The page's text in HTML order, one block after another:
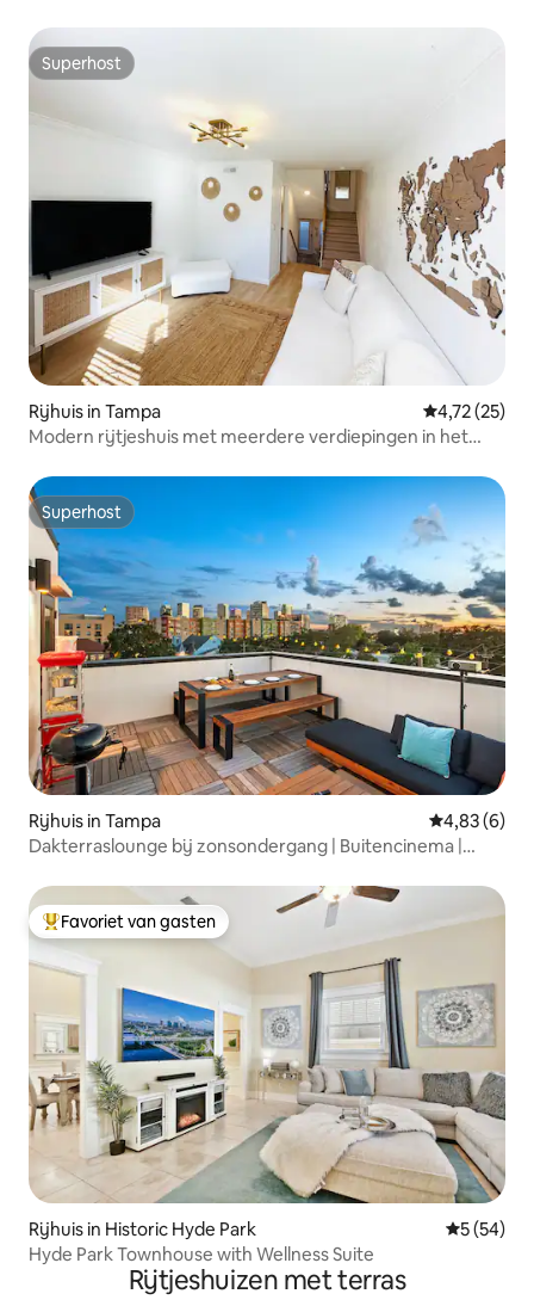
Superhost
Superhost
Rijhuis in Tampa Gemiddelde
4,72 (25)
Modern rijtjeshuis met meerdere verdiepingen in het
Superhost
Superhost
Rijhuis in Tampa Gemiddelde
4,83 (6)
Dakterraslounge bij zonsondergang | Buitencinema |
Topfavoriet van gasten
Favoriet van gasten
Rijhuis in Historic Hyde Park
5 (54)
Hyde Park Townhouse with Wellness Suite
Rijtjeshuizen met terras